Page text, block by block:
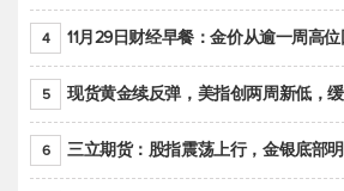
4 11月29日财经早餐：金价从逾一周高位回落，美联储
5 现货黄金续反弹，美指创两周新低，
6 三立期货：股指震荡上行，金银底部明朗，原